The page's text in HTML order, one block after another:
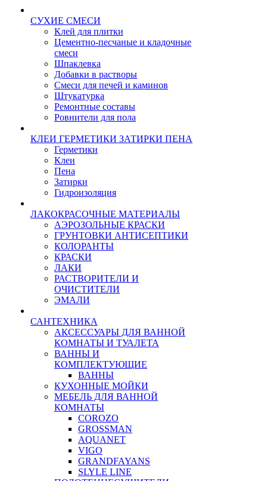
СУХИЕ СМЕСИ
Клей для плитки
Цементно-песчаные и кладочные
смеси
Шпаклевка
Добавки в растворы
Смеси для печей и каминов
Штукатурка
Ремонтные составы
Ровнители для пола
КЛЕИ ГЕРМЕТИКИ ЗАТИРКИ ПЕНА
Герметики
Клеи
Пена
Затирки
Гидроизоляция
ЛАКОКРАСОЧНЫЕ МАТЕРИАЛЫ
АЭРОЗОЛЬНЫЕ КРАСКИ
ГРУНТОВКИ АНТИСЕПТИКИ
КОЛОРАНТЫ
КРАСКИ
ЛАКИ
РАСТВОРИТЕЛИ И
ОЧИСТИТЕЛИ
ЭМАЛИ
САНТЕХНИКА
АКСЕССУАРЫ ДЛЯ ВАННОЙ
КОМНАТЫ И ТУАЛЕТА
ВАННЫ И
КОМПЛЕКТУЮЩИЕ
ВАННЫ
КУХОННЫЕ МОЙКИ
МЕБЕЛЬ ДЛЯ ВАННОЙ
КОМНАТЫ
COROZO
GROSSMAN
AQUANET
VIGO
GRANDFAYANS
SLYLE LINE